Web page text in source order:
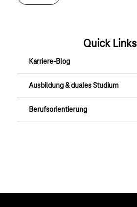
Quick Links
Karriere-Blog
Karriere-Blog
Ausbildung & duales Studium
Ausbildung & duales Studium
Berufsorientierung
Berufsorientierung